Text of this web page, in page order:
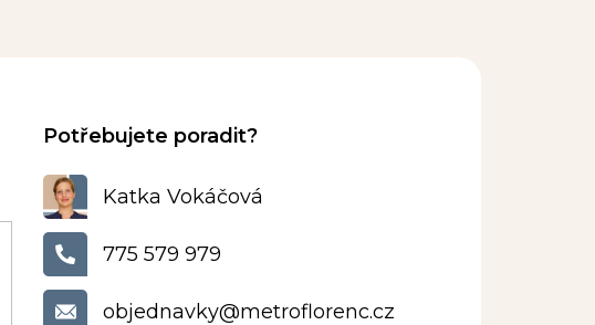
Katka Vokáčová
objednavky@metroflorenc.cz
775 579 979